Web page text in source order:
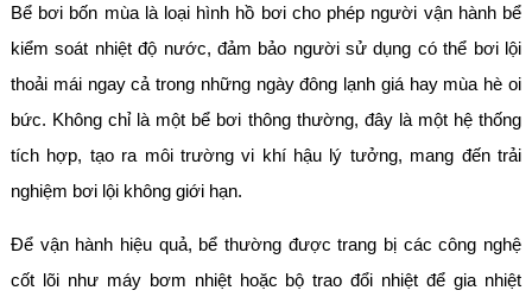
Bể bơi bốn mùa là loại hình hồ bơi cho phép người vận hành bể
kiểm soát nhiệt độ nước, đảm bảo người sử dụng có thể bơi lội
thoải mái ngay cả trong những ngày đông lạnh giá hay mùa hè oi
bức. Không chỉ là một bể bơi thông thường, đây là một hệ thống
tích hợp, tạo ra môi trường vi khí hậu lý tưởng, mang đến trải
nghiệm bơi lội không giới hạn.
Để vận hành hiệu quả, bể thường được trang bị các công nghệ
cốt lõi như máy bơm nhiệt hoặc bộ trao đổi nhiệt để gia nhiệt